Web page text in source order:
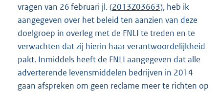
t
e
r
n
e
l
i
vragen van 26 februari jl. (2013Z03663), heb ik
aangegeven over het beleid ten aanzien van deze
doelgroep in overleg met de FNLI te treden en te
verwachten dat zij hierin haar verantwoordelijkheid
pakt. Inmiddels heeft de FNLI aangegeven dat alle
adverterende levensmiddelen bedrijven in 2014
gaan afspreken om geen reclame meer te richten op